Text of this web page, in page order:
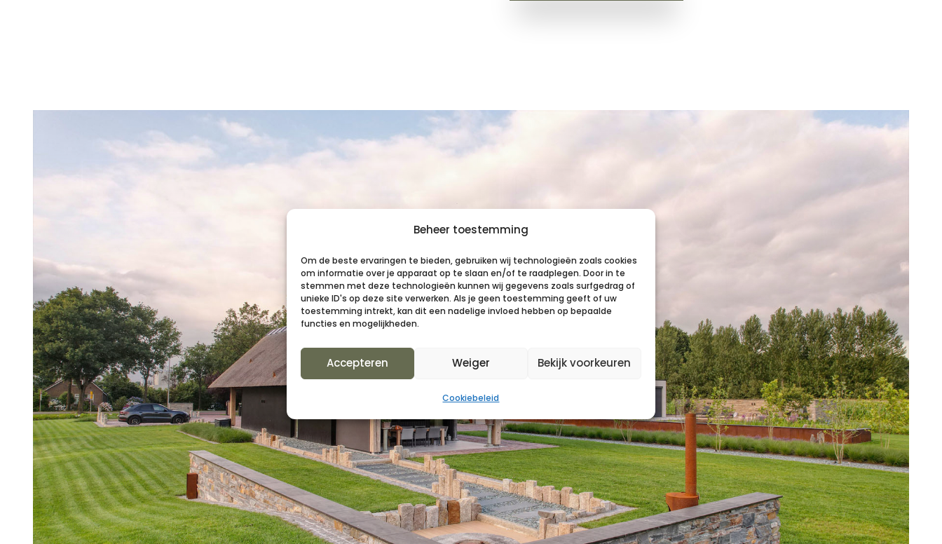
Beheer toestemming
Om de beste ervaringen te bieden, gebruiken wij technologieën zoals cookies
om informatie over je apparaat op te slaan en/of te raadplegen. Door in te
stemmen met deze technologieën kunnen wij gegevens zoals surfgedrag of
unieke ID's op deze site verwerken. Als je geen toestemming geeft of uw
toestemming intrekt, kan dit een nadelige invloed hebben op bepaalde
functies en mogelijkheden.
Accepteren Weiger Bekijk voorkeuren
Cookiebeleid